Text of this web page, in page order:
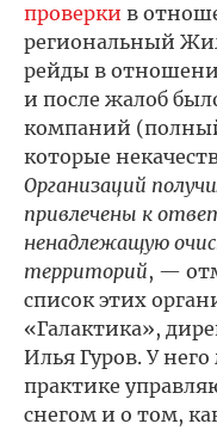
проверки в
региональный
рейды в
и после жалоб
компаний
которые
Организаций
привлечены к
ненадлежащую
территорий, —
список этих
«Галактика»,
Илья Гуров. У
практике
снегом и о том,